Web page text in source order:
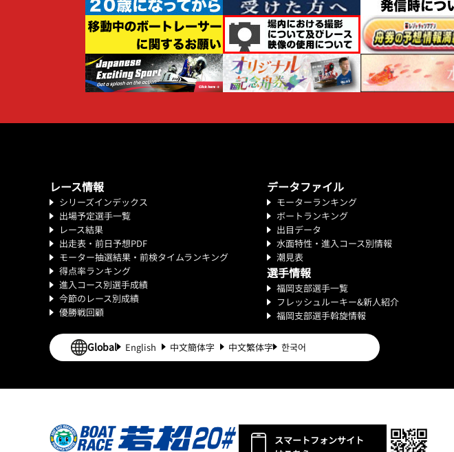
レース情報
シリーズインデックス
出場予定選手一覧
レース結果
出走表・前日予想PDF
モーター抽選結果・前検タイムランキング
得点率ランキング
進入コース別選手成績
今節のレース別成績
優勝戦回顧
データファイル
モーターランキング
ボートランキング
出目データ
水面特性・進入コース別情報
潮見表
選手情報
福岡支部選手一覧
フレッシュルーキー&新人紹介
福岡支部選手斡旋情報
Global English 中文簡体字 中文繁体字 한국어
スマートフォンサイト